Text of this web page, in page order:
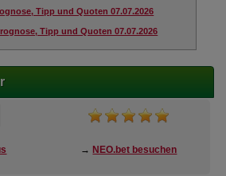
Tipp und Quoten 07.07.2026
Tipp und Quoten 07.07.2026
→ NEO.bet besuchen